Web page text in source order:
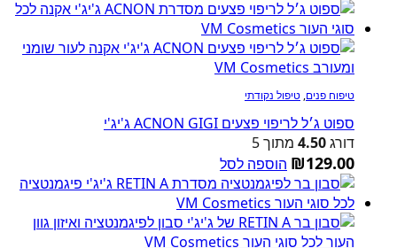
טיפוח פנים, טיפול נקודתי
ספוט ג׳ל לריפוי פצעים ACNON GIGI ג'יג'י
דורג4.50 מתוך 5
₪129.00 הוספה לסל